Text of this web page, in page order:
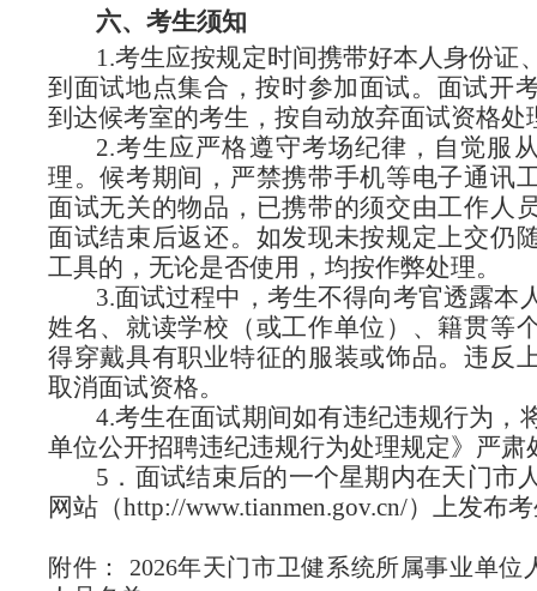
六、考生须知
1.考生应按规定时间携带好本人身份证
到面试地点集合，按时参加面试。面试开
到达候考室的考生，按自动放弃面试资格处
2.考生应严格遵守考场纪律，自觉服
理。候考期间，严禁携带手机等电子通讯
面试无关的物品，已携带的须交由工作人
面试结束后返还。如发现未按规定上交仍
工具的，无论是否使用，均按作弊处理。
3.面试过程中，考生不得向考官透露本
姓名、就读学校（或工作单位）、籍贯等
得穿戴具有职业特征的服装或饰品。违反
取消面试资格。
4.考生在面试期间如有违纪违规行为，
单位公开招聘违纪违规行为处理规定》严肃
5．面试结束后的一个星期内在天门市
网站（http://www.tianmen.gov.cn/）上发布
附件： 2026年天门市卫健系统所属事业单位